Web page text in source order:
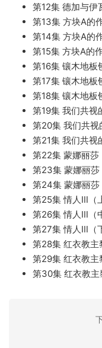
第12集 德加与伊
第13集 方块A的
第14集 方块A的
第15集 方块A的
第16集 镶木地板
第17集 镶木地板
第18集 镶木地板
第19集 我们共视
第20集 我们共视
第21集 我们共视
第22集 蒙娜丽莎
第23集 蒙娜丽莎
第24集 蒙娜丽莎
第25集 情人Ⅲ（
第26集 情人Ⅲ（
第27集 情人Ⅲ（
第28集 红衣教主
第29集 红衣教主
第30集 红衣教主